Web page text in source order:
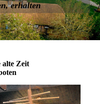
erhalten
alte Zeit